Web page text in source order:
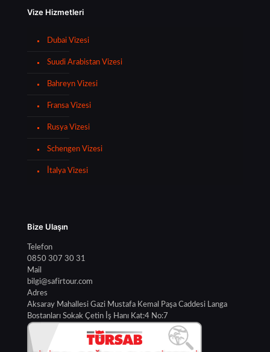
Vize Hizmetleri
Dubai Vizesi
Suudi Arabistan Vizesi
Bahreyn Vizesi
Fransa Vizesi
Rusya Vizesi
Schengen Vizesi
İtalya Vizesi
Bize Ulaşın
Telefon
0850 307 30 31
Mail
bilgi@safirtour.com
Adres
Aksaray Mahallesi Gazi Mustafa Kemal Paşa Caddesi Langa
Bostanları Sokak Çetin İş Hanı Kat:4 No:7